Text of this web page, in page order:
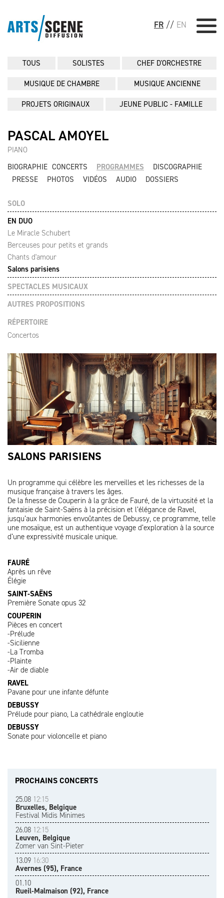
FR // EN
TOUS SOLISTES CHEF D'ORCHESTRE
MUSIQUE DE CHAMBRE MUSIQUE ANCIENNE
PROJETS ORIGINAUX JEUNE PUBLIC - FAMILLE
PASCAL AMOYEL
PIANO
BIOGRAPHIE CONCERTS PROGRAMMES
DISCOGRAPHIE
PRESSE
PHOTOS VIDÉOS AUDIO DOSSIERS
SOLO
EN DUO
Le Miracle Schubert
Berceuses pour petits et grands
Chants d'amour
Salons parisiens
SPECTACLES MUSICAUX
AUTRES PROPOSITIONS
RÉPERTOIRE
Concertos
SALONS PARISIENS
Un programme qui célèbre les merveilles et les richesses de la
musique française à travers les âges.
De la finesse de Couperin à la grâce de Fauré, de la virtuosité et la
fantaisie de Saint-Saëns à la précision et l’élégance de Ravel,
jusqu’aux harmonies envoûtantes de Debussy, ce programme, telle
une mosaïque, est un authentique voyage d’exploration à la source
d’une expressivité musicale unique.
FAURÉ
Après un rêve
Élégie
SAINT-SAËNS
Première Sonate opus 32
COUPERIN
Pièces en concert
-Prélude
-Sicilienne
-La Tromba
-Plainte
-Air de diable
RAVEL
Pavane pour une infante défunte
DEBUSSY
Prélude pour piano, La cathédrale engloutie
DEBUSSY
Sonate pour violoncelle et piano
PROCHAINS CONCERTS
25.08 12:15
Bruxelles, Belgique
Festival Midis Minimes
26.08 12:15
Leuven, Belgique
Zomer van Sint-Pieter
13.09 16:30
Avernes (95), France
01.10
Rueil-Malmaison (92), France